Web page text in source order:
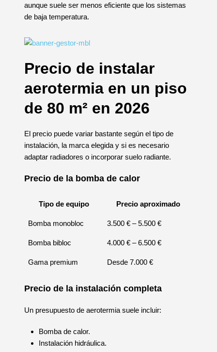
aunque suele ser menos eficiente que los sistemas
de baja temperatura.
Precio de instalar
aerotermia en un piso
de 80 m² en 2026
El precio puede variar bastante según el tipo de
instalación, la marca elegida y si es necesario
adaptar radiadores o incorporar suelo radiante.
Precio de la bomba de calor
Tipo de equipo Precio aproximado
Bomba monobloc 3.500 € – 5.500 €
Bomba bibloc 4.000 € – 6.500 €
Gama premium Desde 7.000 €
Precio de la instalación completa
Un presupuesto de aerotermia suele incluir:
Bomba de calor.
Instalación hidráulica.